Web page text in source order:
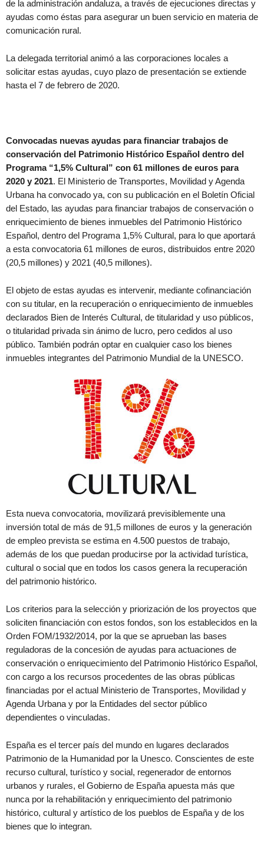
de la administración andaluza, a través de ejecuciones directas y
ayudas como éstas para asegurar un buen servicio en materia de
comunicación rural.
La delegada territorial animó a las corporaciones locales a
solicitar estas ayudas, cuyo plazo de presentación se extiende
hasta el 7 de febrero de 2020.
Convocadas nuevas ayudas para financiar trabajos de
conservación del Patrimonio Histórico Español dentro del
Programa “1,5% Cultural” con 61 millones de euros para
2020 y 2021. El Ministerio de Transportes, Movilidad y Agenda
Urbana ha convocado ya, con su publicación en el Boletín Oficial
del Estado, las ayudas para financiar trabajos de conservación o
enriquecimiento de bienes inmuebles del Patrimonio Histórico
Español, dentro del Programa 1,5% Cultural, para lo que aportará
a esta convocatoria 61 millones de euros, distribuidos entre 2020
(20,5 millones) y 2021 (40,5 millones).
El objeto de estas ayudas es intervenir, mediante cofinanciación
con su titular, en la recuperación o enriquecimiento de inmuebles
declarados Bien de Interés Cultural, de titularidad y uso públicos,
o titularidad privada sin ánimo de lucro, pero cedidos al uso
público. También podrán optar en cualquier caso los bienes
inmuebles integrantes del Patrimonio Mundial de la UNESCO.
Esta nueva convocatoria, movilizará previsiblemente una
inversión total de más de 91,5 millones de euros y la generación
de empleo prevista se estima en 4.500 puestos de trabajo,
además de los que puedan producirse por la actividad turística,
cultural o social que en todos los casos genera la recuperación
del patrimonio histórico.
Los criterios para la selección y priorización de los proyectos que
soliciten financiación con estos fondos, son los establecidos en la
Orden FOM/1932/2014, por la que se aprueban las bases
reguladoras de la concesión de ayudas para actuaciones de
conservación o enriquecimiento del Patrimonio Histórico Español,
con cargo a los recursos procedentes de las obras públicas
financiadas por el actual Ministerio de Transportes, Movilidad y
Agenda Urbana y por la Entidades del sector público
dependientes o vinculadas.
España es el tercer país del mundo en lugares declarados
Patrimonio de la Humanidad por la Unesco. Conscientes de este
recurso cultural, turístico y social, regenerador de entornos
urbanos y rurales, el Gobierno de España apuesta más que
nunca por la rehabilitación y enriquecimiento del patrimonio
histórico, cultural y artístico de los pueblos de España y de los
bienes que lo integran.